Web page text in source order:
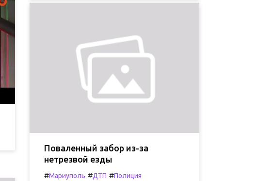
Поваленный забор из-за
нетрезвой езды
#Мариуполь #ДТП #Полиция